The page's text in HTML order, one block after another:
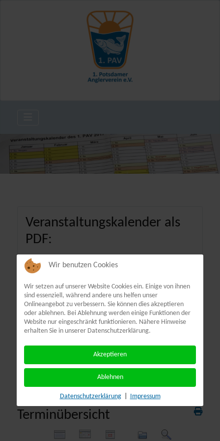
Veranstaltungskalender als
PDF:
Terminübersicht
Wir benutzen Cookies
Wir setzen auf unserer Website Cookies ein. Einige von ihnen
sind essenziell, während andere uns helfen unser
Onlineangebot zu verbessern. Sie können dies akzeptieren
oder ablehnen. Bei Ablehnung werden einige Funktionen der
Website nur eingeschränkt funktionieren. Nähere Hinweise
erhalten Sie in unserer Datenschutzerklärung.
Akzeptieren
Ablehnen
Datenschutzerklärung Impressum